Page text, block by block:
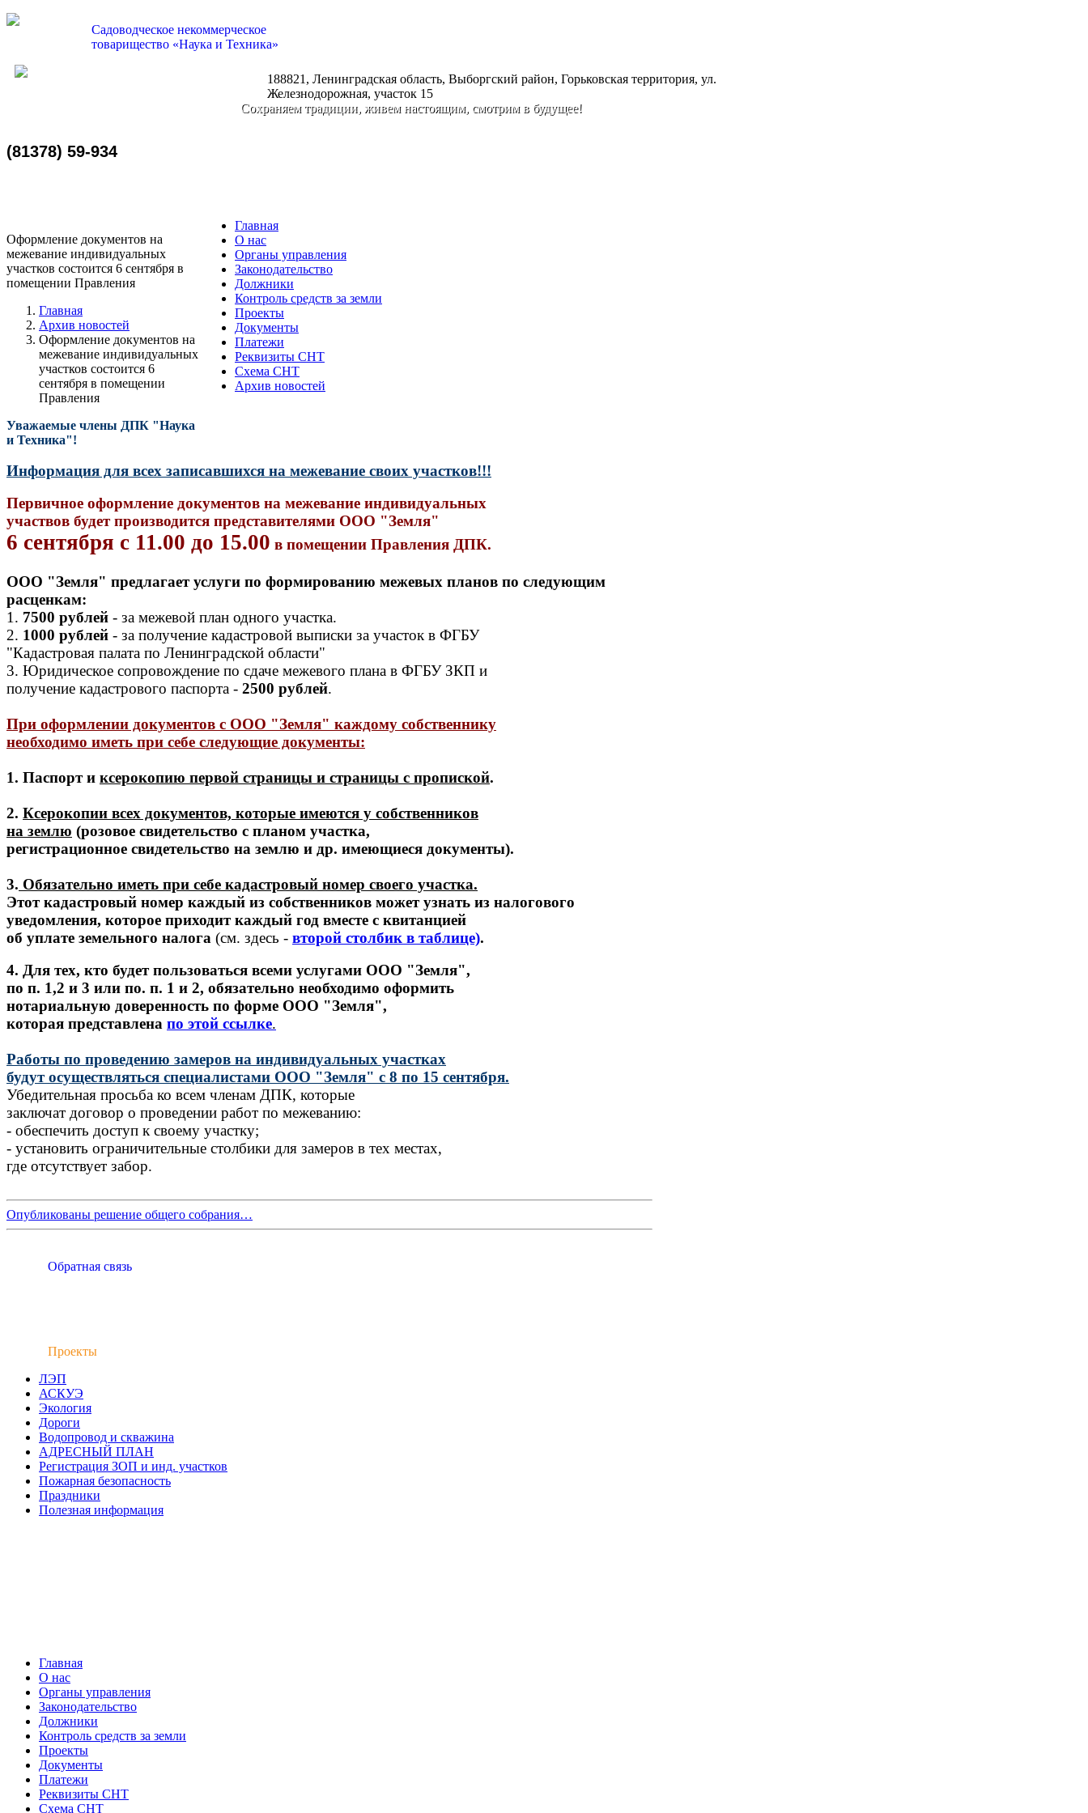
Садоводческое некоммерческое
товарищество «Наука и Техника»
188821, Ленинградская область, Выборгский район, Горьковская территория, ул.
Железнодорожная, участок 15
Сохраняем традиции, живем настоящим, смотрим в будущее!
(81378) 59-934
Главная
О нас
Органы управления
Законодательство
Должники
Контроль средств за земли
Проекты
Документы
Платежи
Реквизиты СНТ
Схема СНТ
Архив новостей
Оформление документов на
межевание индивидуальных
участков состоится 6 сентября в
помещении Правления
Главная
Архив новостей
Оформление документов на
межевание индивидуальных
участков состоится 6
сентября в помещении
Правления
Уважаемые члены ДПК "Наука
и Техника"!
Информация для всех записавшихся на межевание своих участков!!!
Первичное оформление документов на межевание индивидуальных
участвов будет производится представителями ООО "Земля"
6 сентября с 11.00 до 15.00 в помещении Правления ДПК.
ООО "Земля" предлагает услуги по формированию межевых планов по следующим
расценкам:
1. 7500 рублей - за межевой план одного участка.
2. 1000 рублей - за получение кадастровой выписки за участок в ФГБУ
"Кадастровая палата по Ленинградской области"
3. Юридическое сопровождение по сдаче межевого плана в ФГБУ ЗКП и
получение кадастрового паспорта - 2500 рублей.
При оформлении документов с ООО "Земля" каждому собственнику
необходимо иметь при себе следующие документы:
1. Паспорт и ксерокопию первой страницы и страницы с пропиской.
2. Ксерокопии всех документов, которые имеются у собственников
на землю (розовое свидетельство с планом участка,
регистрационное свидетельство на землю и др. имеющиеся документы).
3. Обязательно иметь при себе кадастровый номер своего участка.
Этот кадастровый номер каждый из собственников может узнать из налогового
уведомления, которое приходит каждый год вместе с квитанцией
об уплате земельного налога (см. здесь - второй столбик в таблице).
4. Для тех, кто будет пользоваться всеми услугами ООО "Земля",
по п. 1,2 и 3 или по. п. 1 и 2, обязательно необходимо оформить
нотариальную доверенность по форме ООО "Земля",
которая представлена по этой ссылке.
Работы по проведению замеров на индивидуальных участках
будут осуществляться специалистами ООО "Земля" с 8 по 15 сентября.
Убедительная просьба ко всем членам ДПК, которые
заключат договор о проведении работ по межеванию:
- обеспечить доступ к своему участку;
- установить ограничительные столбики для замеров в тех местах,
где отсутствует забор.
Опубликованы решение общего собрания…
Обратная связь
Проекты
ЛЭП
АСКУЭ
Экология
Дороги
Водопровод и скважина
АДРЕСНЫЙ ПЛАН
Регистрация ЗОП и инд. участков
Пожарная безопасность
Праздники
Полезная информация
Главная
О нас
Органы управления
Законодательство
Должники
Контроль средств за земли
Проекты
Документы
Платежи
Реквизиты СНТ
Схема СНТ